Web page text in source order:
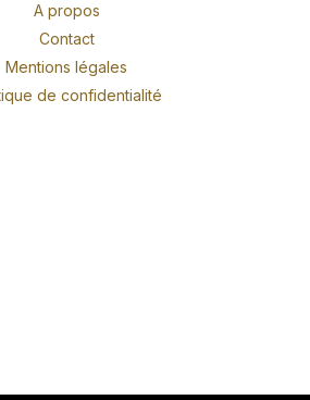
A propos
Contact
Mentions légales
de confidentialité